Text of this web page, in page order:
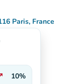
Paris, France
Maps)
10%